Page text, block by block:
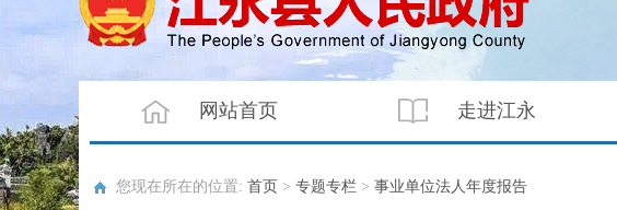
网站首页 走进江永
您现在所在的位置: 首页 > 专题专栏 > 事业单位法人年度报告